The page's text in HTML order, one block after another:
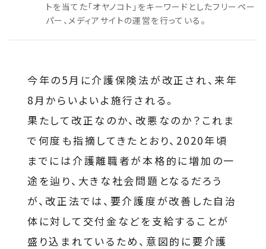
トを当てた「オヤノコト」をキーワードとしたフリーペー
パー、メディアサイトの運営を行っている。
今年の5月に介護保険法が改正され、来年
8月からいよいよ施行される。
果たして改正なのか、改悪なのか？これま
で何度も指摘してきたとおり、2020年頃
までには介護離職者が本格的に増加の一
途を辿り、大きな社会問題となるだろう
が、改正法では、要介護度が改善した自治
体に対して交付金などを支給することが
盛り込まれているため、意図的に要介護